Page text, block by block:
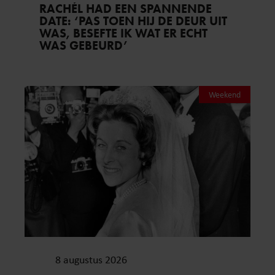
RACHÉL HAD EEN SPANNENDE
DATE: ‘PAS TOEN HIJ DE DEUR UIT
WAS, BESEFTE IK WAT ER ECHT
WAS GEBEURD’
Weekend
8 augustus 2026